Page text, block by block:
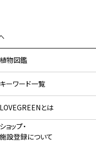
植物図鑑
キーワード一覧
LOVEGREENとは
ショップ・
施設登録について